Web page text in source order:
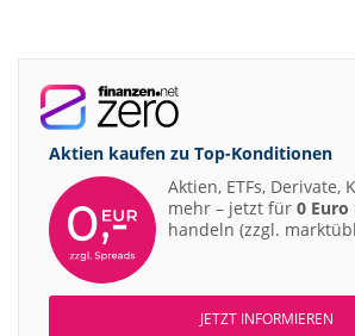
Aktien kaufen zu Top-Konditionen
Aktien, ETFs, Derivate,
mehr – jetzt für 0 Euro
handeln (zzgl.
JETZT INFORMIEREN